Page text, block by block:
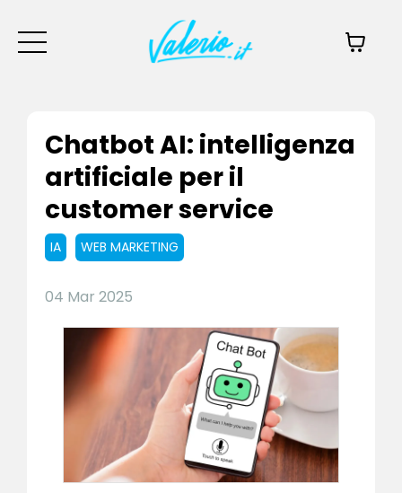
Chatbot AI: intelligenza
artificiale per il
customer service
IA WEB MARKETING
04 Mar 2025